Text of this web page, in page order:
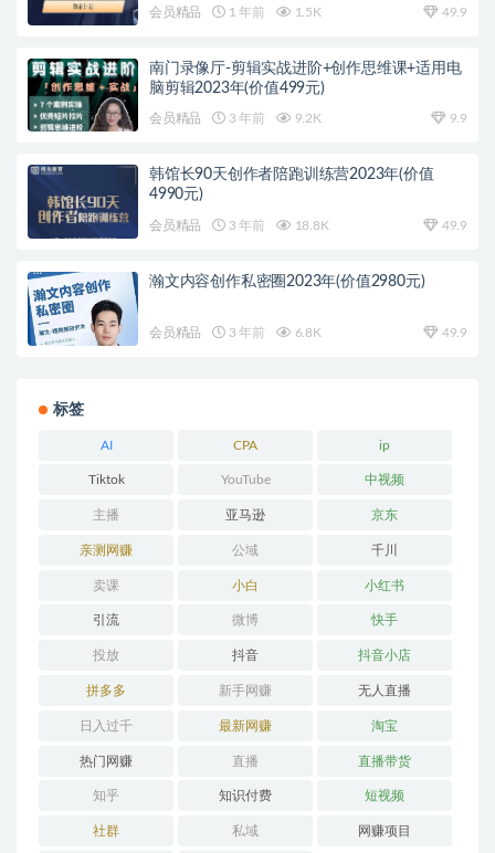
会员精品 1 年前 1.5K 49.9
南门录像厅-剪辑实战进阶+创作思维课+适用电
脑剪辑2023年(价值499元)
会员精品 3 年前 9.2K 9.9
韩馆长90天创作者陪跑训练营2023年(价值
4990元)
会员精品 3 年前 18.8K 49.9
瀚文内容创作私密圈2023年(价值2980元)
会员精品 3 年前 6.8K 49.9
标签
AI CPA ip
Tiktok YouTube 中视频
主播 亚马逊 京东
亲测网赚 公域 千川
卖课 小白 小红书
引流 微博 快手
投放 抖音 抖音小店
拼多多 新手网赚 无人直播
日入过千 最新网赚 淘宝
热门网赚 直播 直播带货
知乎 知识付费 短视频
社群 私域 网赚项目